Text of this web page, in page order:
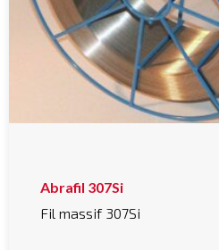
Abrafil 307Si
Fil massif 307Si